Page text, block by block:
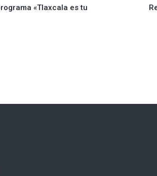
«Tlaxcala es tu